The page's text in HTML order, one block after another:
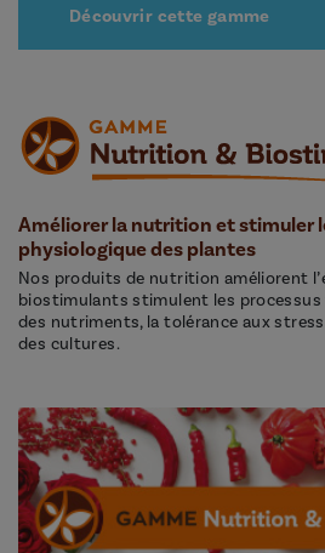
Découvrir cette gamme
Améliorer la nutrition et
physiologique des plantes
Nos produits de nutrition améliorent
biostimulants stimulent les
des nutriments, la tolérance aux
des cultures.